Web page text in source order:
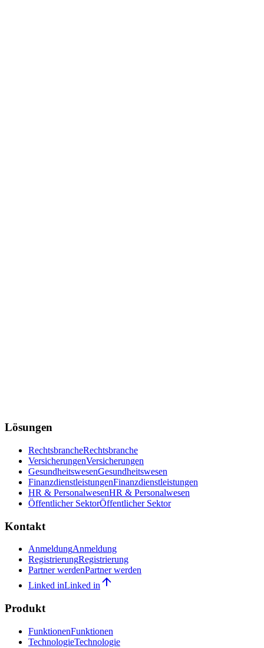
Lösungen
RechtsbrancheRechtsbranche
VersicherungenVersicherungen
GesundheitswesenGesundheitswesen
FinanzdienstleistungenFinanzdienstleistungen
HR & PersonalwesenHR & Personalwesen
Öffentlicher SektorÖffentlicher Sektor
Kontakt
AnmeldungAnmeldung
RegistrierungRegistrierung
Partner werdenPartner werden
Linked inLinked in
Produkt
FunktionenFunktionen
TechnologieTechnologie